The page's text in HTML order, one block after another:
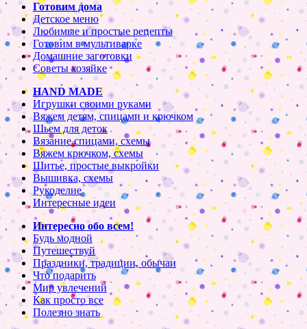
Готовим дома
Детское меню
Любимые и простые рецепты
Готовим в мультиварке
Домашние заготовки
Советы хозяйке
HAND MADE
Игрушки своими руками
Вяжем детям, спицами и крючком
Шьем для деток
Вязание спицами, схемы
Вяжем крючком, схемы
Шитье, простые выкройки
Вышивка, схемы
Рукоделие
Интересные идеи
Интересно обо всем!
Будь модной
Путешествуй
Праздники, традиции, обычаи
Что подарить
Мир увлечений
Как просто все
Полезно знать